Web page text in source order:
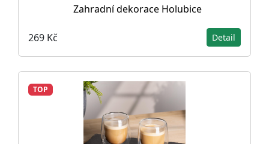
Zahradní dekorace Holubice
269 Kč Detail
TOP